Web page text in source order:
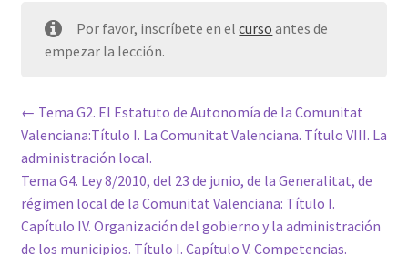
Por favor, inscríbete en elcurso antes de
empezar la lección.
Tema G2. El Estatuto de Autonomía de la Comunitat
Valenciana:Título I. La Comunitat Valenciana. Título VIII. La
administración local.
Tema G4. Ley 8/2010, del 23 de junio, de la Generalitat, de
régimen local de la Comunitat Valenciana: Título I.
Capítulo IV. Organización del gobierno y la administración
de los municipios. Título I. Capítulo V. Competencias.